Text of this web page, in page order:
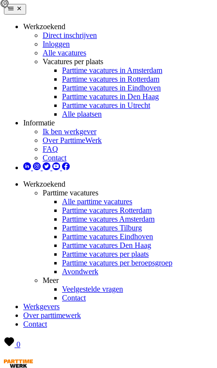
Werkzoekend
Direct inschrijven
Inloggen
Alle vacatures
Vacatures per plaats
Parttime vacatures in Amsterdam
Parttime vacatures in Rotterdam
Parttime vacatures in Eindhoven
Parttime vacatures in Den Haag
Parttime vacatures in Utrecht
Alle plaatsen
Informatie
Ik ben werkgever
Over ParttimeWerk
FAQ
Contact
Werkzoekend
Parttime vacatures
Alle parttime vacatures
Parttime vacatures Rotterdam
Parttime vacatures Amsterdam
Parttime vacatures Tilburg
Parttime vacatures Eindhoven
Parttime vacatures Den Haag
Parttime vacatures per plaats
Parttime vacatures per beroepsgroep
Avondwerk
Meer
Veelgestelde vragen
Contact
Werkgevers
Over parttimewerk
Contact
0